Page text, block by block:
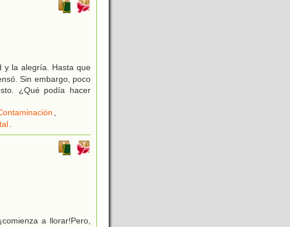
y la alegría. Hasta que
Sin embargo, poco
¿Qué podía hacer
,
.
a llorar!Pero,